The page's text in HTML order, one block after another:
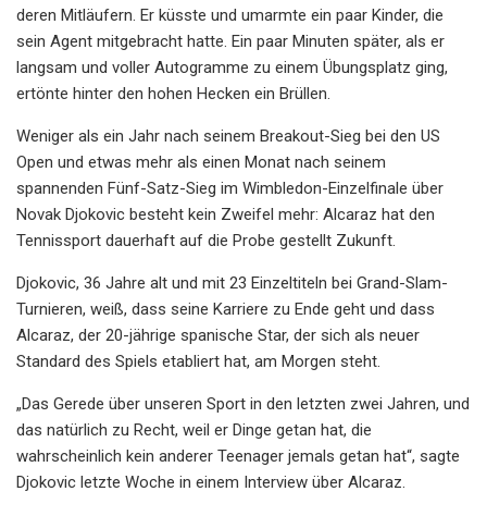
deren Mitläufern. Er küsste und umarmte ein paar Kinder, die
sein Agent mitgebracht hatte. Ein paar Minuten später, als er
langsam und voller Autogramme zu einem Übungsplatz ging,
ertönte hinter den hohen Hecken ein Brüllen.
Weniger als ein Jahr nach seinem Breakout-Sieg bei den US
Open und etwas mehr als einen Monat nach seinem
spannenden Fünf-Satz-Sieg im Wimbledon-Einzelfinale über
Novak Djokovic besteht kein Zweifel mehr: Alcaraz hat den
Tennissport dauerhaft auf die Probe gestellt Zukunft.
Djokovic, 36 Jahre alt und mit 23 Einzeltiteln bei Grand-Slam-
Turnieren, weiß, dass seine Karriere zu Ende geht und dass
Alcaraz, der 20-jährige spanische Star, der sich als neuer
Standard des Spiels etabliert hat, am Morgen steht.
„Das Gerede über unseren Sport in den letzten zwei Jahren, und
das natürlich zu Recht, weil er Dinge getan hat, die
wahrscheinlich kein anderer Teenager jemals getan hat“, sagte
Djokovic letzte Woche in einem Interview über Alcaraz.